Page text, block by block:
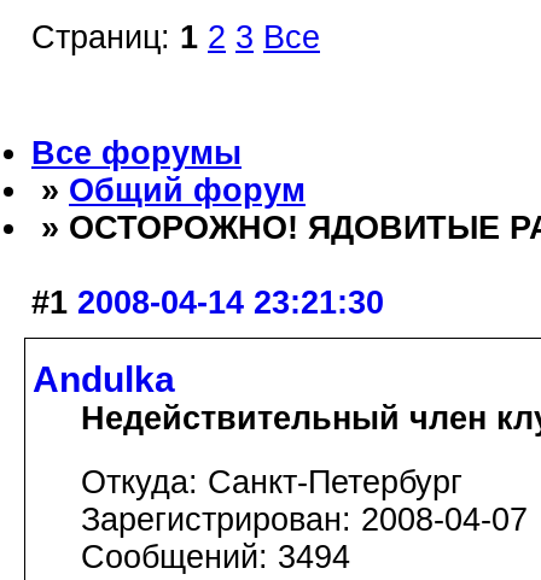
Страниц: 1 2 3 Все
Все форумы
» Общий форум
» ОСТОРОЖНО! ЯДОВИТЫЕ
#1 2008-04-14 23:21:30
Andulka
Недействительный член
Откуда: Санкт-Петербург
Зарегистрирован: 2008-04-07
Сообщений: 3494